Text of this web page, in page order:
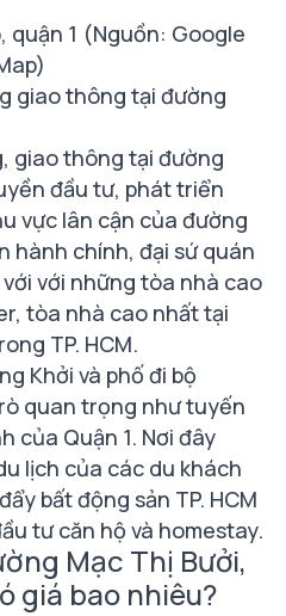
quận 1 (Nguồn: Google
giao thông tại đường
giao thông tại đường
đầu tư, phát triển
vực lân cận của đường
hành chính, đại sứ quán
với những tòa nhà cao
tòa nhà cao nhất tại
TP. HCM.
Khởi và phố đi bộ
quan trọng như tuyến
của Quận 1. Nơi đây
lịch của các du khách
bất động sản TP. HCM
tư căn hộ và homestay.
Mạc Thị Bưởi,
giá bao nhiêu?